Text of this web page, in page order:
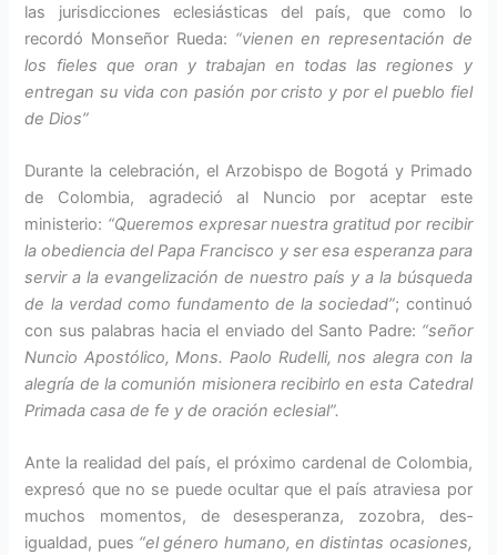
las jurisdicciones eclesiásticas del país, que como lo
recordó Monseñor Rueda: “vienen en representación de
los fieles que oran y trabajan en todas las regio­nes y
entregan su vida con pasión por cristo y por el pueblo fiel
de Dios”
Durante la celebración, el Arzo­bispo de Bogotá y Primado
de Colombia, agradeció al Nuncio por aceptar este
ministerio: “Queremos expresar nuestra gratitud por recibir
la obediencia del Papa Francisco y ser esa esperanza para
servir a la evangelización de nuestro país y a la búsqueda
de la verdad como fundamento de la so­ciedad”; continuó
con sus palabras hacia el enviado del Santo Padre: “señor
Nuncio Apostólico, Mons. Paolo Rudelli, nos alegra con la
alegría de la comunión misionera recibirlo en esta Catedral
Primada casa de fe y de oración eclesial”.
Ante la realidad del país, el próxi­mo cardenal de Colombia,
expresó que no se puede ocultar que el país atraviesa por
muchos momentos, de desesperanza, zozobra, des­
igualdad, pues “el género huma­no, en distintas ocasiones,